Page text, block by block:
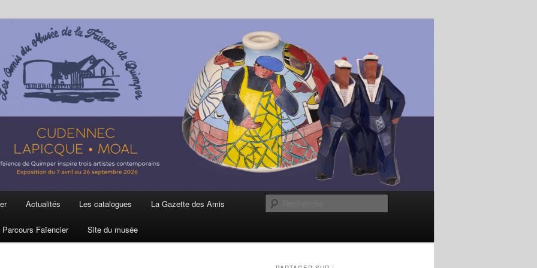
et de la Faïence de Quimper
Actualités Les catalogues La Gazette des Amis
Parcours Faïencier Site du musée